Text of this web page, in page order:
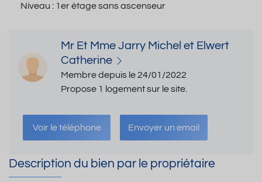
Niveau : 1er étage sans ascenseur
Mr Et Mme Jarry Michel et Elwert
Catherine
Membre depuis le 24/01/2022
Propose 1 logement sur le site.
Voir le téléphone Envoyer un email
Description du bien par le propriétaire